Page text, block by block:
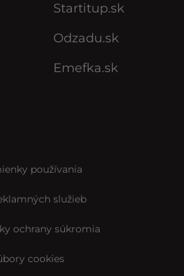
Startitup.sk
Odzadu.sk
Emefka.sk
používania
služieb
ochrany súkromia
cookies